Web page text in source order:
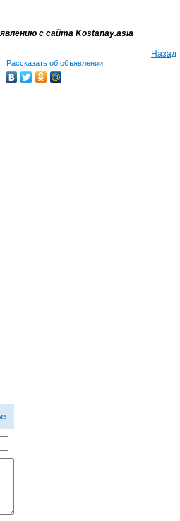
с сайта Kostanay.asia
Назад
Рассказать об объявлении